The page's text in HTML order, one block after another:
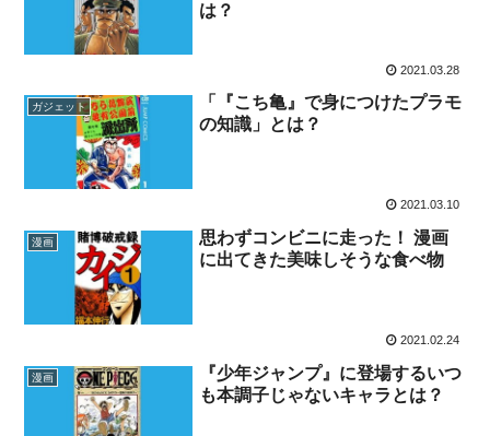
「この人大丈夫？」と思えるバイデン大統領の迷エ
ピソード
Fact1 親とは違う道を選んだプロ野球選手の二世
小学校の鉛筆はなぜ「2B」を推奨するのか？
「シャンプーと間違えてリンスを出したときに取る
Fact1 【基礎】アメリカ合衆国民の85％はキリスト教徒
「モヤシ」は優れた食品です！
Fact1
「ファミコンを買ってもらう時の親の口説き方」は
Fact1 なぜ「お産」は痛いの？
「非バスケ部が披露するスラムダンクの技」とは？
は？
2021.03.28
ガジェット
「『こち亀』で身につけたプラモ
の知識」とは？
2021.03.10
漫画
思わずコンビニに走った！ 漫画
に出てきた美味しそうな食べ物
2021.02.24
漫画
『少年ジャンプ』に登場するいつ
も本調子じゃないキャラとは？